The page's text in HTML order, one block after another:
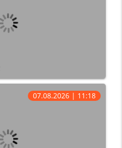
07.08.2026 | 11:18